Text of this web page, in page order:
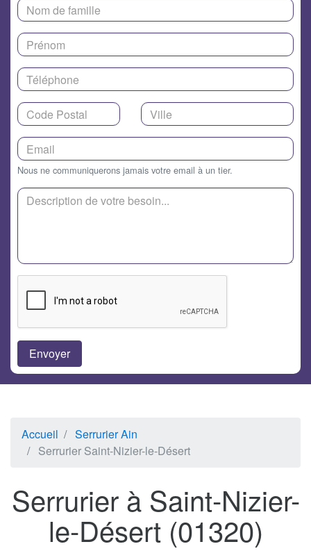
Nous ne communiquerons jamais votre email à un tier.
Accueil
Serrurier Ain
Serrurier Saint-Nizier-le-Désert
Serrurier à Saint-Nizier-
le-Désert (01320)